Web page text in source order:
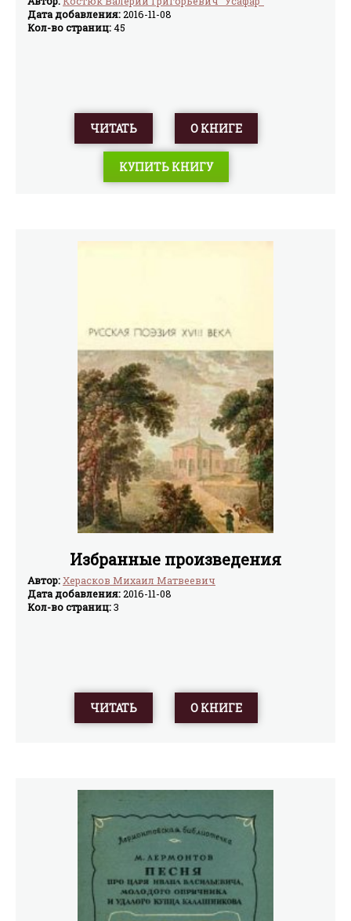
Дата добавления:2016-11-08
Кол-во страниц:45
ЧИТАТЬ О КНИГЕ
КУПИТЬ КНИГУ
Избранные произведения
Автор:Херасков Михаил Матвеевич
Дата добавления:2016-11-08
Кол-во страниц:3
ЧИТАТЬ О КНИГЕ